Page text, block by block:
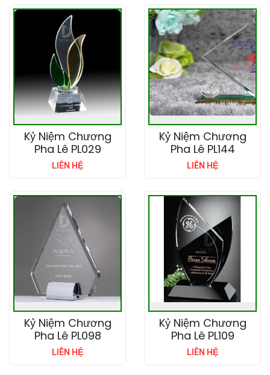
Kỷ Niệm Chương
Pha Lê PL029
LIÊN HỆ
Kỷ Niệm Chương
Pha Lê PL144
LIÊN HỆ
Kỷ Niệm Chương
Pha Lê PL098
LIÊN HỆ
Kỷ Niệm Chương
Pha Lê PL109
LIÊN HỆ